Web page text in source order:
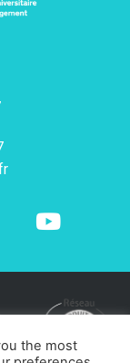
the most